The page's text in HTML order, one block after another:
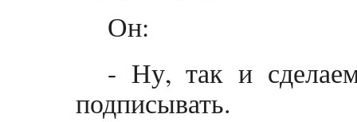
Он:
- Ну, так и
подписывать.